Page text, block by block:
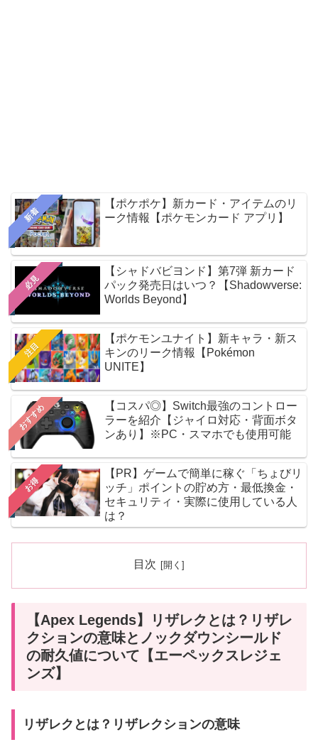
新着
【ポケポケ】新カード・アイテムのリ
ーク情報【ポケモンカード アプリ】
必見
【シャドバビヨンド】第7弾 新カード
パック発売日はいつ？【Shadowverse:
Worlds Beyond】
注目
【ポケモンユナイト】新キャラ・新ス
キンのリーク情報【Pokémon
UNITE】
おすすめ
【コスパ◎】Switch最強のコントロー
ラーを紹介【ジャイロ対応・背面ボタ
ンあり】※PC・スマホでも使用可能
お得
【PR】ゲームで簡単に稼ぐ「ちょびリ
ッチ」ポイントの貯め方・最低換金・
セキュリティ・実際に使用している人
は？
目次
【Apex Legends】リザレクとは？リザレ
クションの意味とノックダウンシールド
の耐久値について【エーペックスレジェ
ンズ】
リザレクとは？リザレクションの意味